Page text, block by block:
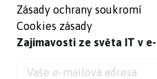
Zásady ochrany soukromí
Cookies zásady
Zajímavosti ze světa IT v